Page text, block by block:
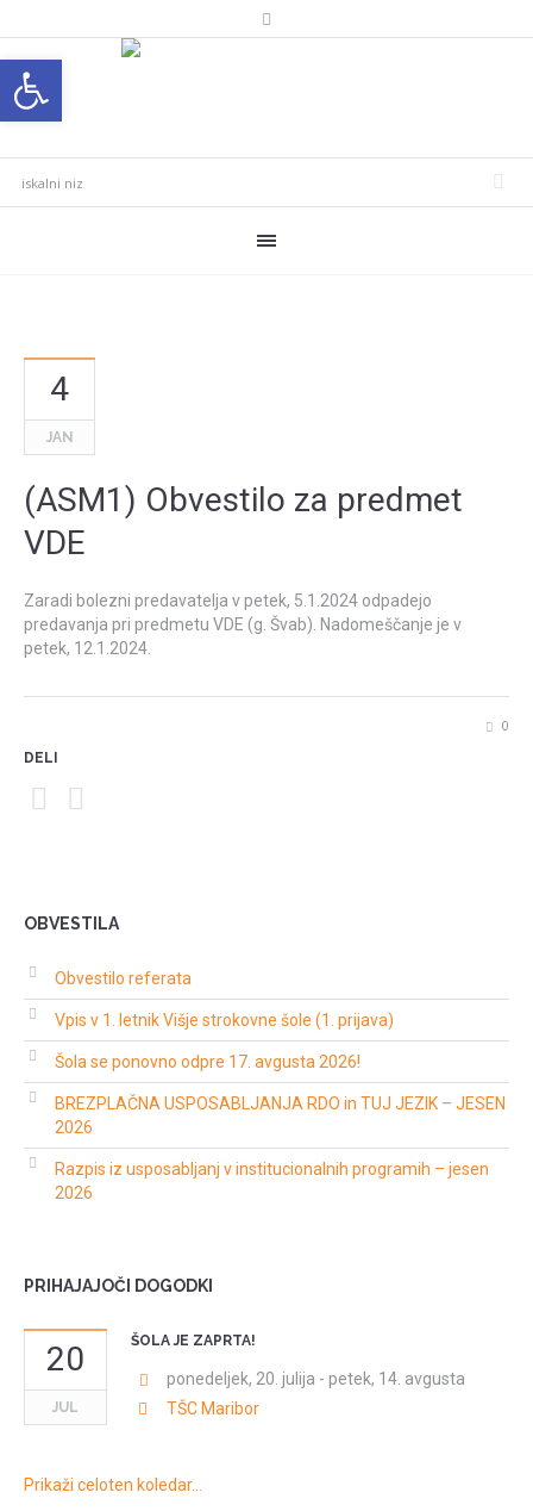
4
JAN
(ASM1) Obvestilo za predmet
VDE
Zaradi bolezni predavatelja vpetek, 5.1.2024 odpadejo
predavanja pri predmetu VDE (g. Švab). Nadomeščanje je v
petek, 12.1.2024.
0
DELI
OBVESTILA
Obvestilo referata
Vpis v 1. letnik Višje strokovne šole (1. prijava)
Šola se ponovno odpre 17. avgusta 2026!
BREZPLAČNA USPOSABLJANJA RDO in TUJ JEZIK – JESEN
2026
Razpis iz usposabljanj v institucionalnih programih – jesen
2026
PRIHAJAJOČI DOGODKI
20
JUL
ŠOLA JE ZAPRTA!
ponedeljek, 20. julija - petek, 14. avgusta
TŠC Maribor
Prikaži celoten koledar…
Open toolbar